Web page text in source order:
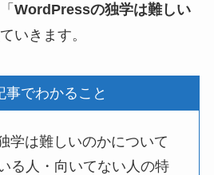
WordPressの独学は難しい
いきます。
事でわかること
学は難しいのかについて
る人・向いてない人の特